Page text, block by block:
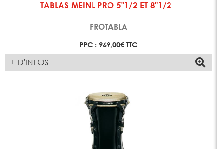
TABLAS MEINL PRO 5"1/2 ET 8"1/2
PROTABLA
PPC : 969,00€ TTC
+ D'INFOS